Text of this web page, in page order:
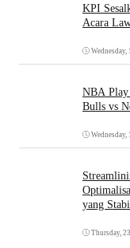
KPI
Acara
NBA
Bulls vs
yang
Thursday,